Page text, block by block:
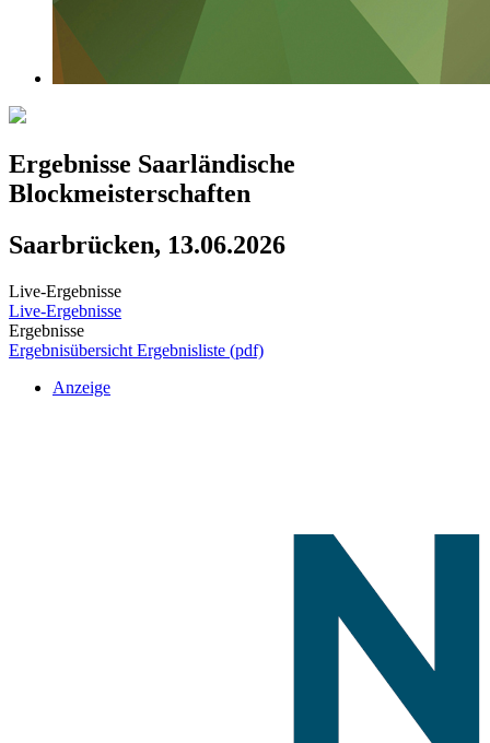
Ergebnisse Saarländische
Blockmeisterschaften
Saarbrücken, 13.06.2026
Live-Ergebnisse
Live-Ergebnisse
Ergebnisse
Ergebnisübersicht Ergebnisliste (pdf)
Anzeige